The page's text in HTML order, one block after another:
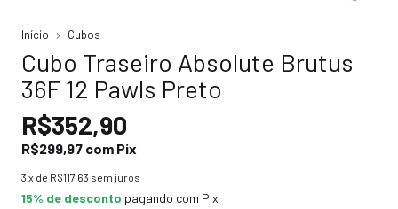
Início Cubos
Cubo Traseiro Absolute Brutus
36F 12 Pawls Preto
R$352,90
R$299,97 com Pix
3 x de R$117,63 sem juros
15% de desconto pagando com Pix